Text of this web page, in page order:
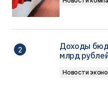
Доходы
млрд
Новости